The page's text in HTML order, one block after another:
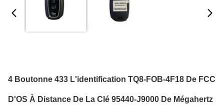
4 Boutonne 433 L'identification TQ8-FOB-4F18 De FCC
D'OS À Distance De La Clé 95440-J9000 De Mégahertz